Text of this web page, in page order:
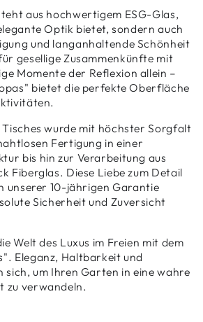
aus hochwertigem ESG-Glas,
Optik bietet, sondern auch
und langanhaltende Schönheit
gesellige Zusammenkünfte mit
Momente der Reflexion allein –
bietet die perfekte Oberfläche
Tisches wurde mit höchster Sorgfalt
Fertigung in einer
bis hin zur Verarbeitung aus
Fiberglas. Diese Liebe zum Detail
unserer 10-jährigen Garantie
Sicherheit und Zuversicht
Welt des Luxus im Freien mit dem
Eleganz, Haltbarkeit und
sich, um Ihren Garten in eine wahre
zu verwandeln.